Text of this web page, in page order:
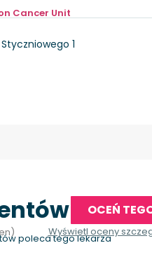
Cancer Unit
1
OCEŃ
poleca tego lekarza
Wyświetl oceny